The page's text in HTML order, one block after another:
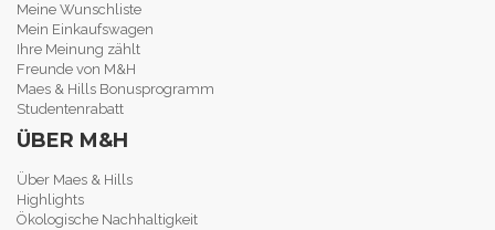
Meine Wunschliste
Mein Einkaufswagen
Ihre Meinung zählt
Freunde von M&H
Maes & Hills Bonusprogramm
Studentenrabatt
ÜBER M&H
Über Maes & Hills
Highlights
Ökologische Nachhaltigkeit